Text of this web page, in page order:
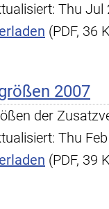
Thu Jul
(PDF, 36
2007
der
Thu
(PDF, 39